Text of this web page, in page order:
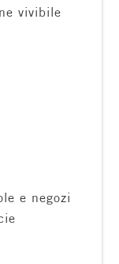
vivibile
e negozi